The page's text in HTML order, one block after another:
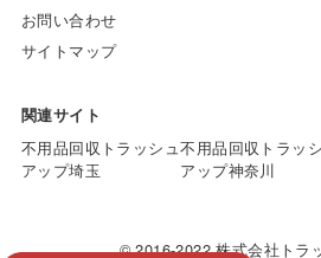
お問い合わせ
サイトマップ
関連サイト
不用品回収トラッシュ
アップ埼玉
不用品回収トラッ
アップ神奈川
© 2016-2022 株式会社トラ